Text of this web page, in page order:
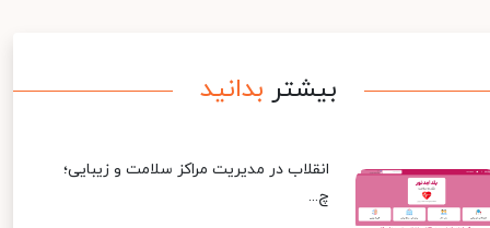
بیشتر بدانید
انقلاب در مدیریت مراکز سلامت و زیبایی؛
چ...